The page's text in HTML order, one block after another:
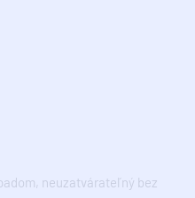
neuzatvárateľný bez